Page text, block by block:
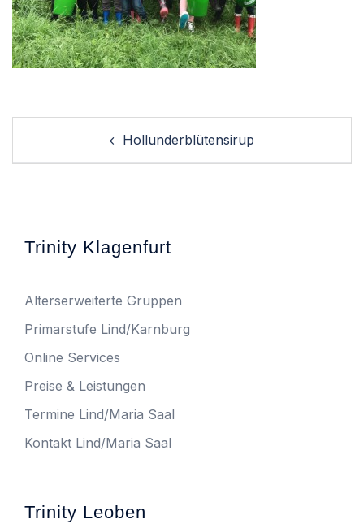
Hollunderblütensirup
Trinity Klagenfurt
Alterserweiterte Gruppen
Primarstufe Lind/Karnburg
Online Services
Preise & Leistungen
Termine Lind/Maria Saal
Kontakt Lind/Maria Saal
Trinity Leoben